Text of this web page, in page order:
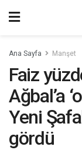
Ana Sayfa Manşet
Faiz
Ağbal’a
Yeni
gördü